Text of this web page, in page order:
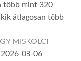
több mint 320
átlagosan több
MISKOLCI
2026-08-06